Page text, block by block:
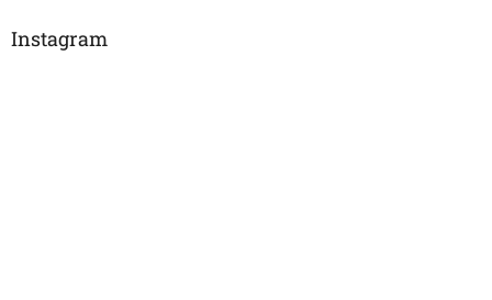
Instagram